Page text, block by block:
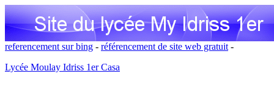
referencement sur bing - référencement de site web gratuit -
Lycée Moulay Idriss 1er Casa